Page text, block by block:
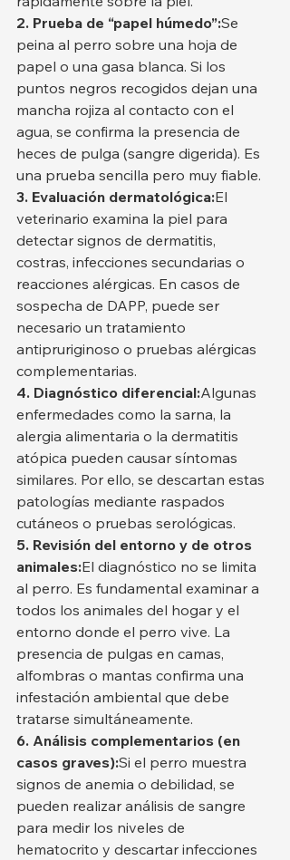
2. Prueba de “papel húmedo”:Se
peina al perro sobre una hoja de
papel o una gasa blanca. Si los
puntos negros recogidos dejan una
mancha rojiza al contacto con el
agua, se confirma la presencia de
heces de pulga (sangre digerida). Es
una prueba sencilla pero muy fiable.
3. Evaluación dermatológica:El
veterinario examina la piel para
detectar signos de dermatitis,
costras, infecciones secundarias o
reacciones alérgicas. En casos de
sospecha de DAPP, puede ser
necesario un tratamiento
antipruriginoso o pruebas alérgicas
complementarias.
4. Diagnóstico diferencial:Algunas
enfermedades como la sarna, la
alergia alimentaria o la dermatitis
atópica pueden causar síntomas
similares. Por ello, se descartan estas
patologías mediante raspados
cutáneos o pruebas serológicas.
5. Revisión del entorno y de otros
animales:El diagnóstico no se limita
al perro. Es fundamental examinar a
todos los animales del hogar y el
entorno donde el perro vive. La
presencia de pulgas en camas,
alfombras o mantas confirma una
infestación ambiental que debe
tratarse simultáneamente.
6. Análisis complementarios (en
casos graves):Si el perro muestra
signos de anemia o debilidad, se
pueden realizar análisis de sangre
para medir los niveles de
hematocrito y descartar infecciones